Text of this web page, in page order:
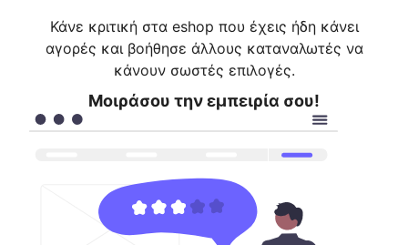
Κάνε κριτική στα eshop που έχεις ήδη κάνει
αγορές και βοήθησε άλλους καταναλωτές να
κάνουν σωστές επιλογές.
Μοιράσου την εμπειρία σου!